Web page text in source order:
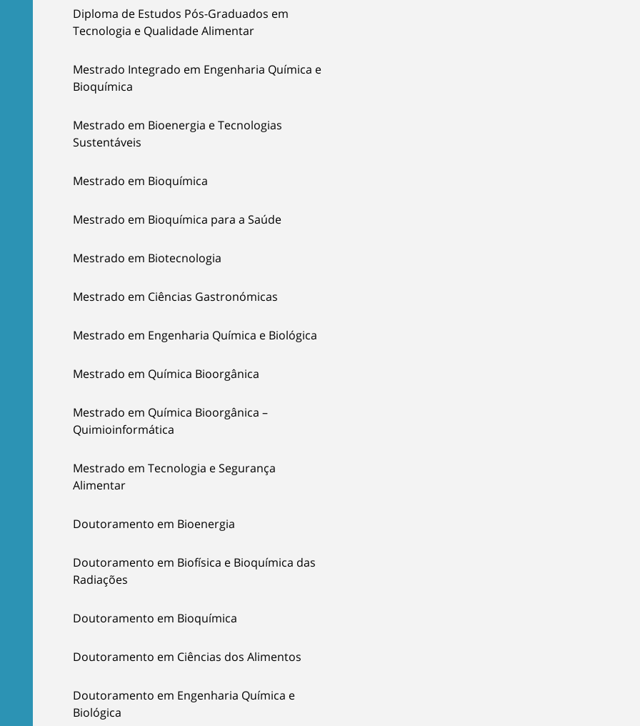
Diploma de Estudos Pós-Graduados em
Tecnologia e Qualidade Alimentar
Mestrado Integrado em Engenharia Química e
Bioquímica
Mestrado em Bioenergia e Tecnologias
Sustentáveis
Mestrado em Bioquímica
Mestrado em Bioquímica para a Saúde
Mestrado em Biotecnologia
Mestrado em Ciências Gastronómicas
Mestrado em Engenharia Química e Biológica
Mestrado em Química Bioorgânica
Mestrado em Química Bioorgânica –
Quimioinformática
Mestrado em Tecnologia e Segurança
Alimentar
Doutoramento em Bioenergia
Doutoramento em Biofísica e Bioquímica das
Radiações
Doutoramento em Bioquímica
Doutoramento em Ciências dos Alimentos
Doutoramento em Engenharia Química e
Biológica